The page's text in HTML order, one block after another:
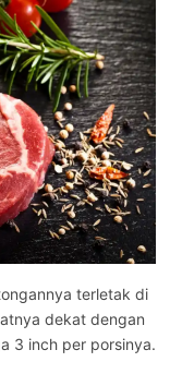
terletak di
dekat dengan
3 inch per porsinya.